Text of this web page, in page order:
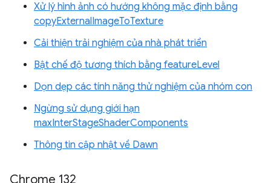
Xử lý hình ảnh có hướng không mặc định bằng
copyExternalImageToTexture
Cải thiện trải nghiệm của nhà phát triển
Bật chế độ tương thích bằng featureLevel
Dọn dẹp các tính năng thử nghiệm của nhóm con
Ngừng sử dụng giới hạn
maxInterStageShaderComponents
Thông tin cập nhật về Dawn
Chrome 132